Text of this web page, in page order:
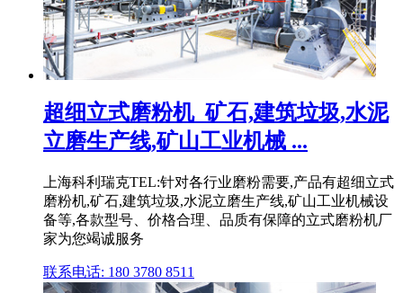
超细立式磨粉机_矿石,建筑垃圾,水泥
立磨生产线,矿山工业机械 ...
上海科利瑞克TEL:针对各行业磨粉需要,产品有超细立式
磨粉机,矿石,建筑垃圾,水泥立磨生产线,矿山工业机械设
备等,各款型号、价格合理、品质有保障的立式磨粉机厂
家为您竭诚服务
联系电话: 180 3780 8511